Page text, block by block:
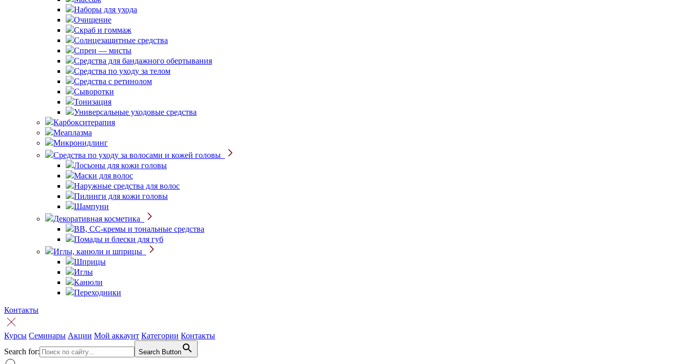
Наборы для ухода
Очищение
Скраб и гоммаж
Солнцезащитные средства
Спреи — мисты
Средства для бандажного обертывания
Средства по уходу за телом
Средства с ретинолом
Сыворотки
Тонизация
Универсальные уходовые средства
Карбокситерапия
Меаплазма
Микронидлинг
Средства по уходу за волосами и кожей головы
Лосьоны для кожи головы
Маски для волос
Наружные средства для волос
Пилинги для кожи головы
Шампуни
Декоративная косметика
BB, CC-кремы и тональные средства
Помады и блески для губ
Иглы, канюли и шприцы
Шприцы
Иглы
Канюли
Переходники
Контакты
Курсы Семинары Акции Мой аккаунт Категории Контакты
Search for:
Search Button